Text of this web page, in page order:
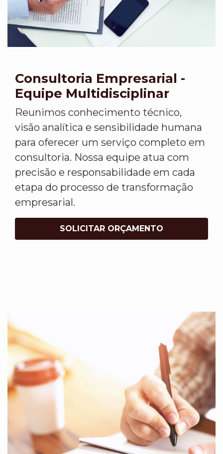
Consultoria Empresarial -
Equipe Multidisciplinar
Reunimos conhecimento técnico,
visão analítica e sensibilidade humana
para oferecer um serviço completo em
consultoria. Nossa equipe atua com
precisão e responsabilidade em cada
etapa do processo de transformação
empresarial.
SOLICITAR ORÇAMENTO